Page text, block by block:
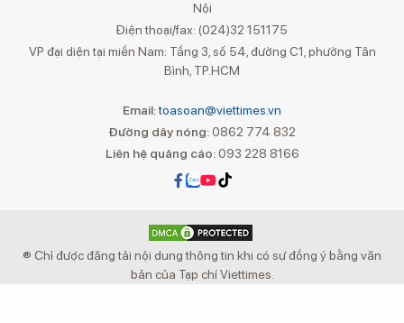
Nội
Điện thoại/fax: (024)32 151175
VP đại diện tại miền Nam: Tầng 3, số 54, đường C1, phường Tân
Bình, TP.HCM
Email:toasoan@viettimes.vn
Đường dây nóng: 0862 774 832
Liên hệ quảng cáo:093 228 8166
® Chỉ được đăng tải nội dung thông tin khi có sự đồng ý bằng văn
bản của Tạp chí Viettimes.